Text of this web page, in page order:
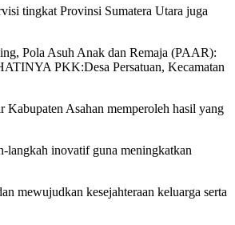
tingkat Provinsi Sumatera Utara juga
Pola Asuh Anak dan Remaja (PAAR):
PKK:Desa Persatuan, Kecamatan
Asahan memperoleh hasil yang
langkah inovatif guna meningkatkan
mewujudkan kesejahteraan keluarga serta